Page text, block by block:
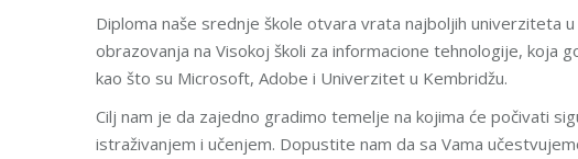
Diploma naše srednje škole otvara vrata najboljih univerziteta
obrazovanja na Visokoj školi za informacione tehnologije, koja
kao što su Microsoft, Adobe i Univerzitet u Kembridžu.
Cilj nam je da zajedno gradimo temelje na kojima će počivati
istraživanjem i učenjem. Dopustite nam da sa Vama